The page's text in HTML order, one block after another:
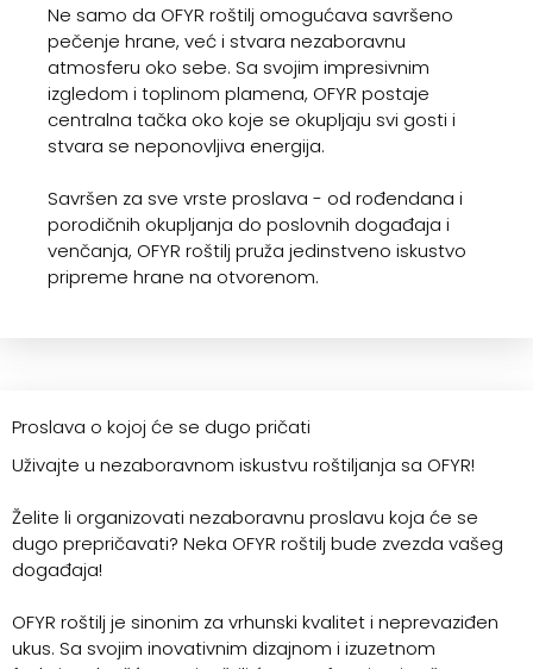
Ne samo da OFYR roštilj omogućava savršeno
pečenje hrane, već i stvara nezaboravnu
atmosferu oko sebe. Sa svojim impresivnim
izgledom i toplinom plamena, OFYR postaje
centralna tačka oko koje se okupljaju svi gosti i
stvara se neponovljiva energija.
Savršen za sve vrste proslava - od rođendana i
porodičnih okupljanja do poslovnih događaja i
venčanja, OFYR roštilj pruža jedinstveno iskustvo
pripreme hrane na otvorenom.
Proslava o kojoj će se dugo pričati
Uživajte u nezaboravnom iskustvu roštiljanja sa OFYR!
Želite li organizovati nezaboravnu proslavu koja će se
dugo prepričavati? Neka OFYR roštilj bude zvezda vašeg
događaja!
OFYR roštilj je sinonim za vrhunski kvalitet i neprevaziđen
ukus. Sa svojim inovativnim dizajnom i izuzetnom